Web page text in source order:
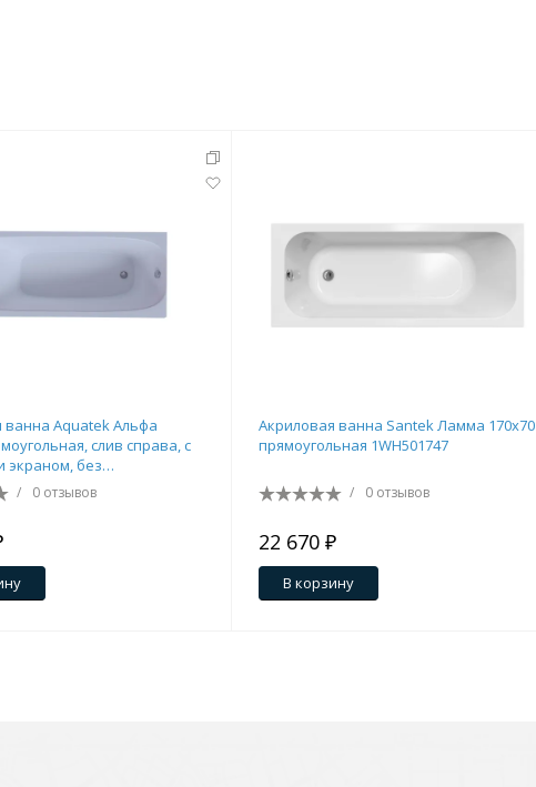
ванна Aquatek Альфа
слив справа, с
экраном, без
/ 0 отзывов
Акриловая ванна Santek Ламма 170х70
прямоугольная 1WH501747
/ 0 отзывов
22 670 ₽
В корзину